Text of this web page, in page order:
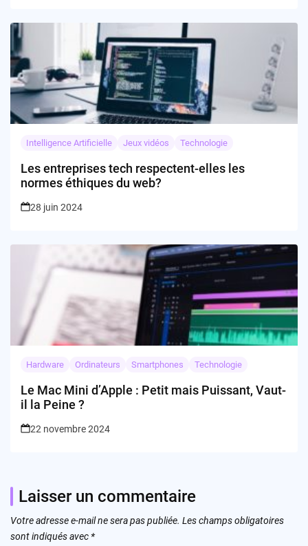
Intelligence Artificielle Jeux vidéos Technologie
Les entreprises tech respectent-elles les
normes éthiques du web?
28 juin 2024
Hardware Ordinateurs Smartphones Technologie
Le Mac Mini d’Apple : Petit mais Puissant, Vaut-
il la Peine ?
22 novembre 2024
Laisser un commentaire
Votre adresse e-mail ne sera pas publiée. Les champs obligatoires
sont indiqués avec *